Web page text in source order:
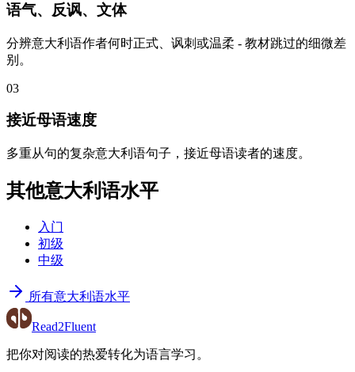
语气、反讽、文体
分辨意大利语作者何时正式、讽刺或温柔 - 教材跳过的细微差
别。
03
接近母语速度
多重从句的复杂意大利语句子，接近母语读者的速度。
其他意大利语水平
入门
初级
中级
所有意大利语水平
Read2Fluent
把你对阅读的热爱转化为语言学习。